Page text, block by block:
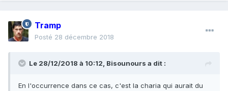
Tramp
Posté 28 décembre 2018
Le 28/12/2018 à 10:12, Bisounours a dit :
En l'occurrence dans ce cas, c'est la charia qui aurait du